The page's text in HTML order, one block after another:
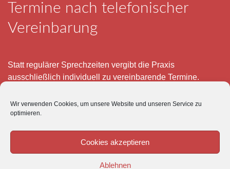
Wir verwenden Cookies, um unsere Website und unseren Service zu
optimieren.
Cookies akzeptieren
Ablehnen
Termine nach telefonischer
Vereinbarung
Statt regulärer Sprechzeiten vergibt die Praxis
ausschließlich individuell zu vereinbarende Termine.
– 12 und 15 – 18 Uhr.
Im Übrigen ist der Tierärztliche Notdienst unter Tel: 0180-